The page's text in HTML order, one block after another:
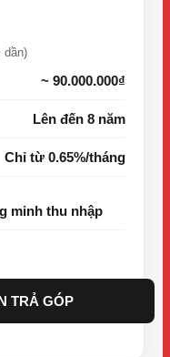
dần)
~ 90.000.000₫
Lên đến 8 năm
Chỉ từ 0.65%/tháng
minh thu nhập
TRẢ GÓP